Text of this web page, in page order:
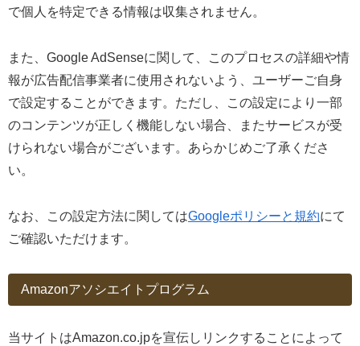
で個人を特定できる情報は収集されません。
また、Google AdSenseに関して、このプロセスの詳細や情
報が広告配信事業者に使用されないよう、ユーザーご自身
で設定することができます。ただし、この設定により一部
のコンテンツが正しく機能しない場合、またサービスが受
けられない場合がございます。あらかじめご了承くださ
い。
なお、この設定方法に関してはGoogleポリシーと規約にて
ご確認いただけます。
Amazonアソシエイトプログラム
当サイトはAmazon.co.jpを宣伝しリンクすることによって